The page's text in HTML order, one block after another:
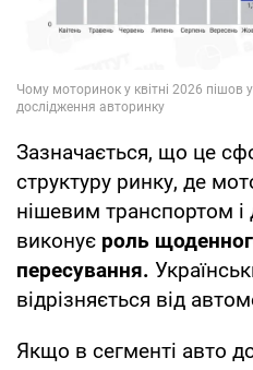
Зазначається, що це
структуру ринку, де
нішевим транспортом і
виконує роль
пересування.
відрізняється від
Якщо в сегменті авто